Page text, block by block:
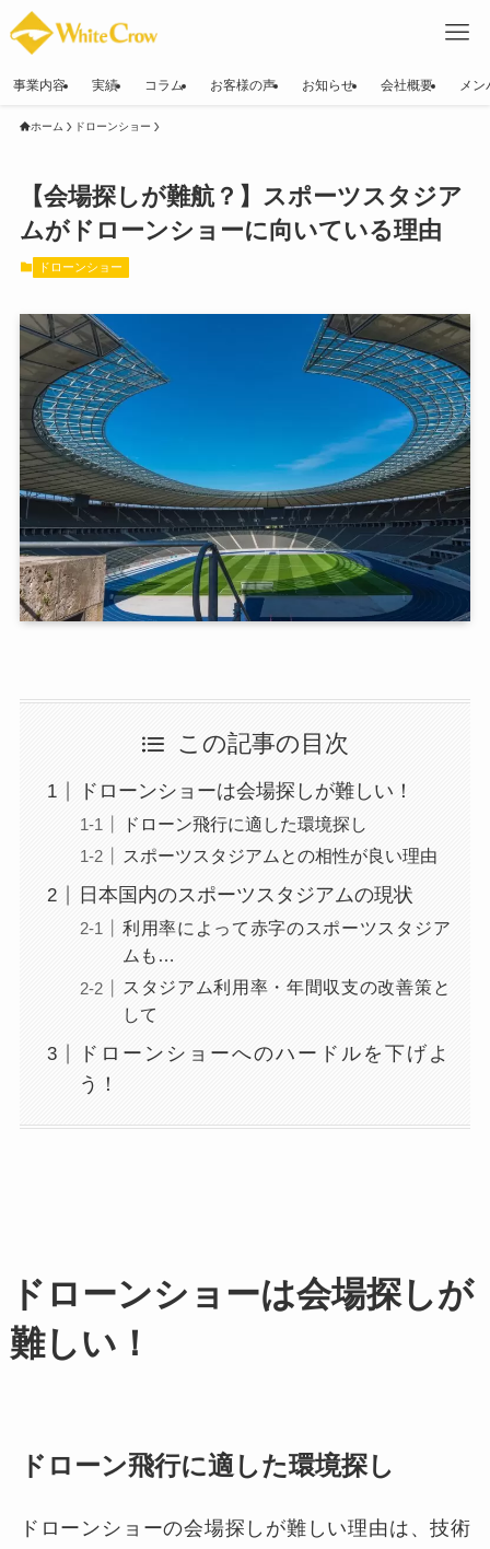
事業内容 実績 コラム お客様の声 お知らせ 会社概要 メン
ホーム ドローンショー
【会場探しが難航？】スポーツスタジア
ムがドローンショーに向いている理由
ドローンショー
この記事の目次
ドローンショーは会場探しが難しい！
ドローン飛行に適した環境探し
スポーツスタジアムとの相性が良い理由
日本国内のスポーツスタジアムの現状
利用率によって赤字のスポーツスタジア
ムも…
スタジアム利用率・年間収支の改善策と
して
ドローンショーへのハードルを下げよ
う！
ドローンショーは会場探しが
難しい！
ドローン飛行に適した環境探し
ドローンショーの会場探しが難しい理由は、技術